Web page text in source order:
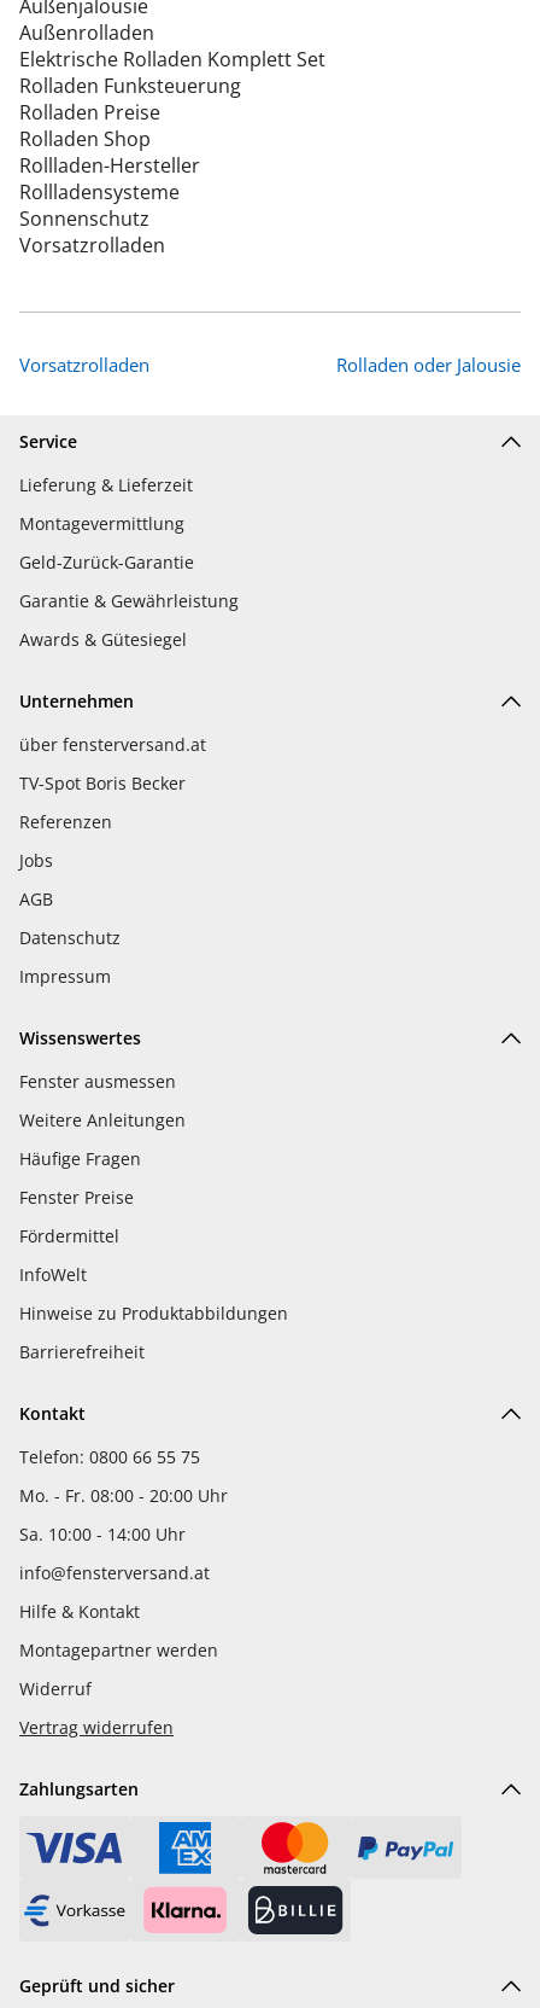
Außenjalousie
Außenrolladen
Elektrische Rolladen Komplett Set
Rolladen Funksteuerung
Rolladen Preise
Rolladen Shop
Rollladen-Hersteller
Rollladensysteme
Sonnenschutz
Vorsatzrolladen
Vorsatzrolladen Rolladen oder Jalousie
Service
Lieferung & Lieferzeit
Montagevermittlung
Geld-Zurück-Garantie
Garantie & Gewährleistung
Awards & Gütesiegel
Unternehmen
über fensterversand.at
TV-Spot Boris Becker
Referenzen
Jobs
AGB
Datenschutz
Impressum
Wissenswertes
Fenster ausmessen
Weitere Anleitungen
Häufige Fragen
Fenster Preise
Fördermittel
InfoWelt
Hinweise zu Produktabbildungen
Barrierefreiheit
Kontakt
Telefon: 0800 66 55 75
Mo. - Fr. 08:00 - 20:00 Uhr
Sa. 10:00 - 14:00 Uhr
info@fensterversand.at
Hilfe & Kontakt
Montagepartner werden
Widerruf
Vertrag widerrufen
Zahlungsarten
Geprüft und sicher